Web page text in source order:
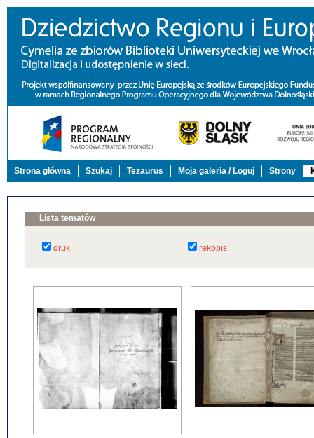
Strona główna Szukaj Tezaurus Moja galeria / Loguj Strony
Lista tematów
druk rekopis